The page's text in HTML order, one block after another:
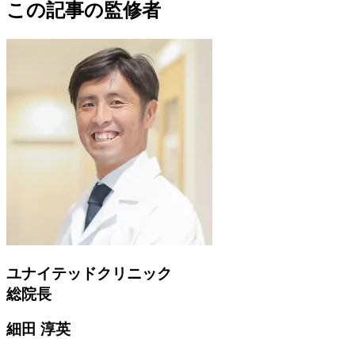
この記事の監修者
ユナイテッドクリニック
総院長
細田 淳英